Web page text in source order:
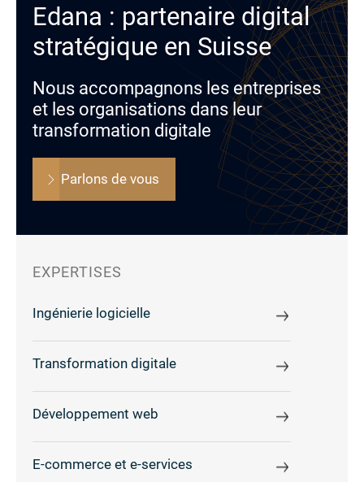
Edana : partenaire digital
stratégique en Suisse
Nous accompagnons les entreprises
et les organisations dans leur
transformation digitale
Parlons de vous
EXPERTISES
Ingénierie logicielle
Transformation digitale
Développement web
E-commerce et e-services